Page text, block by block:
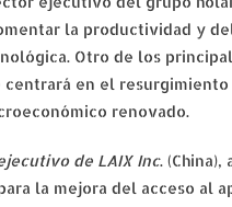
la productividad y
Otro de los
centrará en el
renovado.
de LAIX Inc.
la mejora del acceso al